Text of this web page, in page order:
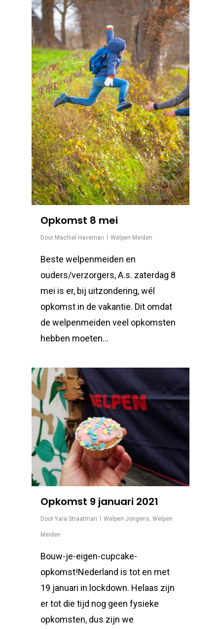
Opkomst 8 mei
Door Machiel Haveman Welpen Meiden
Beste welpenmeiden en
ouders/verzorgers, A.s. zaterdag 8
mei is er, bij uitzondering, wél
opkomst in de vakantie. Dit omdat
de welpenmeiden veel opkomsten
hebben moeten…
Opkomst 9 januari 2021
Door Yara Straatman Welpen Jongens, Welpen
Meiden
Bouw-je-eigen-cupcake-
opkomst!Nederland is tot en met
19 januari in lockdown. Helaas zijn
er tot die tijd nog geen fysieke
opkomsten, dus zijn we